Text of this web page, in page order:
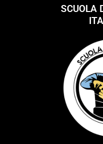
SCUOLA